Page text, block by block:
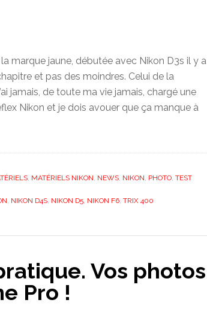
marque jaune, débutée avec Nikon D3s il y a
et pas des moindres. Celui de la
jamais, de toute ma vie jamais, chargé une
Nikon et je dois avouer que ça manque à
, MATÉRIELS NIKON, NEWS, NIKON, PHOTO, TEST
, NIKON D4S, NIKON D5, NIKON F6, TRIX 400
Vos photos
Pro !